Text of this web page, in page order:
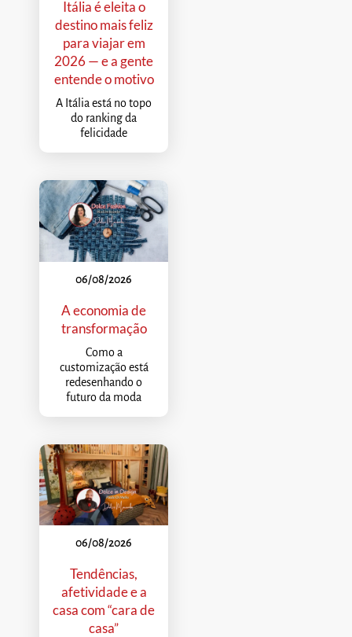
Itália é eleita o
destino mais feliz
para viajar em
2026 — e a gente
entende o motivo
A Itália está no topo
do ranking da
felicidade
06/08/2026
A economia de
transformação
Como a
customização está
redesenhando o
futuro da moda
06/08/2026
Tendências,
afetividade e a
casa com “cara de
casa”